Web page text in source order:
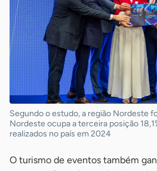
Segundo o estudo, a região Nordeste
Nordeste ocupa a terceira posição
realizados no país em 2024
O turismo de eventos também